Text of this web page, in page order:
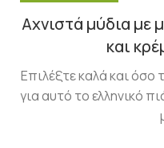
Αχνιστά μύδια με
και
Επιλέξτε καλά και όσο
για αυτό το ελληνικό